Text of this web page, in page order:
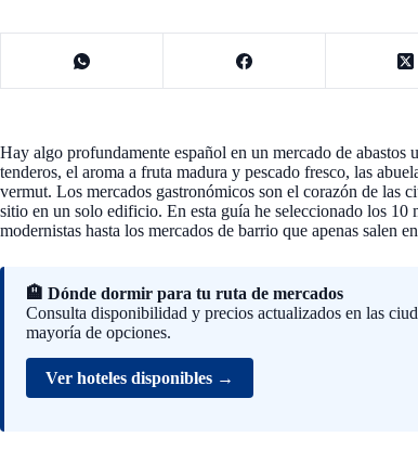
Hay algo profundamente español en un mercado de abastos
tenderos, el aroma a fruta madura y pescado fresco, las
vermut. Los mercados gastronómicos son el corazón de las
sitio en un solo edificio. En esta guía he seleccionado los 10
modernistas hasta los mercados de barrio que apenas salen
🏨 Dónde dormir para tu ruta de mercados
Consulta disponibilidad y precios actualizados en las
mayoría de opciones.
Ver hoteles disponibles →